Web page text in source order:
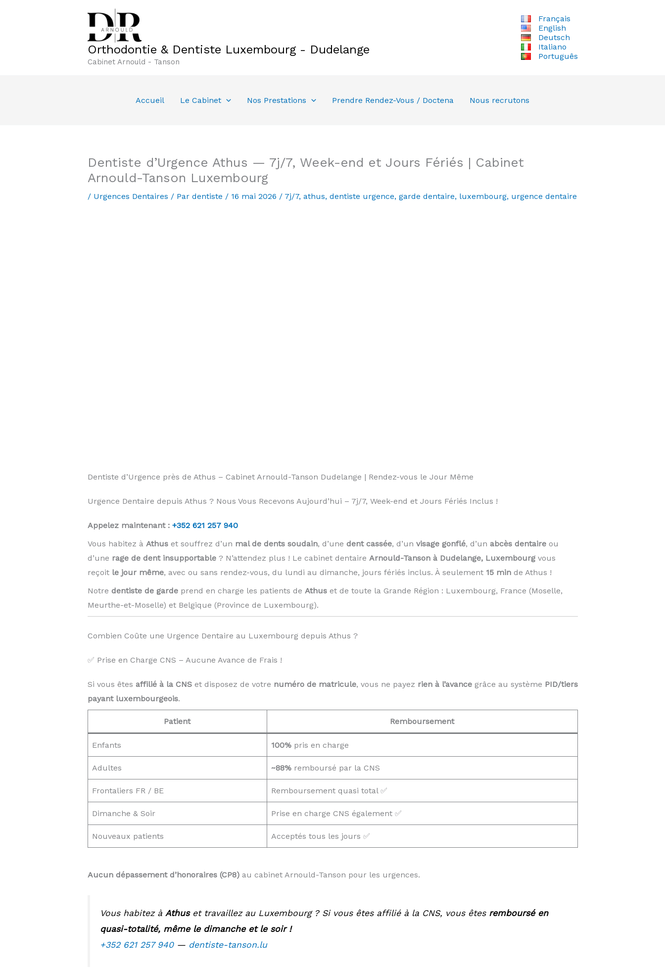
Orthodontie & Dentiste Luxembourg - Dudelange
Cabinet Arnould - Tanson
Français
English
Deutsch
Italiano
Português
Accueil Le Cabinet Nos Prestations Prendre Rendez-Vous / Doctena Nous recrutons
Dentiste d’Urgence Athus — 7j/7, Week-end et Jours Fériés | Cabinet
Arnould-Tanson Luxembourg
/ Urgences Dentaires / Par dentiste / 16 mai 2026 / 7j/7, athus, dentiste urgence, garde dentaire, luxembourg, urgence dentaire
Dentiste d’Urgence près de Athus – Cabinet Arnould-Tanson Dudelange | Rendez-vous le Jour Même
Urgence Dentaire depuis Athus ? Nous Vous Recevons Aujourd’hui – 7j/7, Week-end et Jours Fériés Inclus !
Appelez maintenant : +352 621 257 940
Vous habitez à Athuset souffrez d’un mal de dents soudain, d’une dent cassée, d’un visage gonflé, d’un abcès dentaireou
d’une rage de dent insupportable? N’attendez plus ! Le cabinet dentaire Arnould-Tanson à Dudelange, Luxembourgvous
reçoit le jour même, avec ou sans rendez-vous, du lundi au dimanche, jours fériés inclus. À seulement 15 minde Athus !
Notre dentiste de gardeprend en charge les patients de Athuset de toute la Grande Région : Luxembourg, France (Moselle,
Meurthe-et-Moselle) et Belgique (Province de Luxembourg). ️
Combien Coûte une Urgence Dentaire au Luxembourg depuis Athus ?
✅ Prise en Charge CNS – Aucune Avance de Frais !
Si vous êtes affilié à la CNSet disposez de votre numéro de matricule, vous ne payez rien à l’avancegrâce au système PID/tiers
payant luxembourgeois.
Patient Remboursement
Enfants 100%pris en charge
Adultes ~88%remboursé par la CNS
Frontaliers FR / BE Remboursement quasi total ✅
Dimanche & Soir Prise en charge CNS également ✅
Nouveaux patients Acceptés tous les jours ✅
Aucun dépassement d’honoraires (CP8)au cabinet Arnould-Tanson pour les urgences.
Vous habitez à Athuset travaillez au Luxembourg ? Si vous êtes affilié à la CNS, vous êtes remboursé en
quasi-totalité, même le dimanche et le soir !
+352 621 257 940— dentiste-tanson.lu